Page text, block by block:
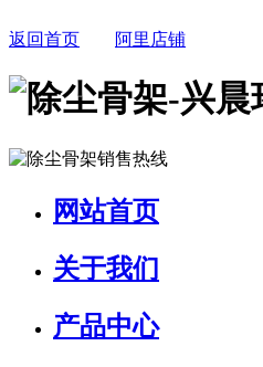
返回首页 阿里店铺
网站首页
关于我们
产品中心